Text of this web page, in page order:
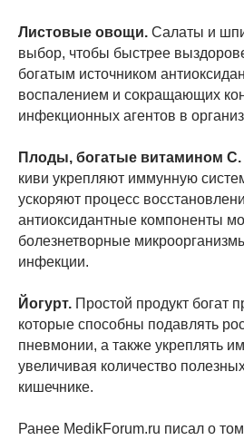
Листовые овощи. Салаты и
выбор, чтобы быстрее
богатым источником
воспалением и сокращающих
инфекционных агентов в
Плоды, богатые витамином С.
киви укрепляют иммунную
ускоряют процесс
антиоксидантные компоненты
болезнетворные
инфекции.
Йогурт. Простой продукт богат
которые способны подавлять
пневмонии, а также укреплять
увеличивая количество
кишечнике.
Ранее MedikForum.ru писал о